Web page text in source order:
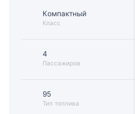
Компактный
Класс
4
Пассажиров
95
Тип топлива